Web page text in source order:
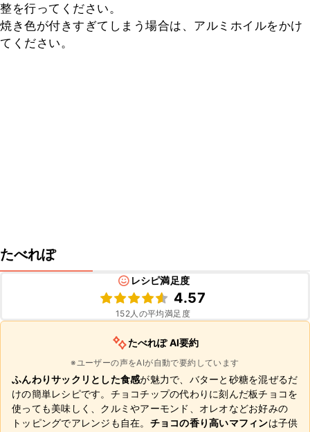
整を行ってください。
焼き色が付きすぎてしまう場合は、アルミホイルをかけ
てください。
たべれぽ
レシピ満足度
4.57
152人の平均満足度
たべれぽ AI要約
※ユーザーの声をAIが自動で要約しています
ふんわりサックリとした食感が魅力で、バターと砂糖を混ぜるだ
けの簡単レシピです。チョコチップの代わりに刻んだ板チョコを
使っても美味しく、クルミやアーモンド、オレオなどお好みの
トッピングでアレンジも自在。 チョコの香り高いマフィンは子供